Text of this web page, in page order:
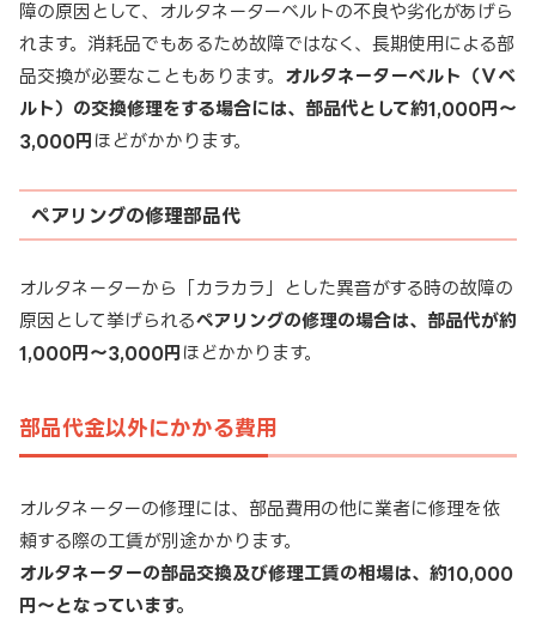
障の原因として、オルタネーターベルトの不良や劣化があげら
れます。消耗品でもあるため故障ではなく、長期使用による部
品交換が必要なこともあります。 オルタネーターベルト（Ｖベ
ルト）の交換修理をする場合には、部品代として約1,000円～
3,000円 ほどがかかります。
ペアリングの修理部品代
オルタネーターから「カラカラ」とした異音がする時の故障の
原因として挙げられるペアリングの修理の場合は、部品代が約
1,000円～3,000円 ほどかかります。
部品代金以外にかかる費用
オルタネーターの修理には、部品費用の他に業者に修理を依
頼する際の工賃が別途かかります。
オルタネーターの部品交換及び修理工賃の相場は、約10,000
円～となっています。